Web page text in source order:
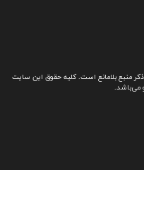
منبع بلامانع است. کلیه حقوق این سایت
می‌باشد.